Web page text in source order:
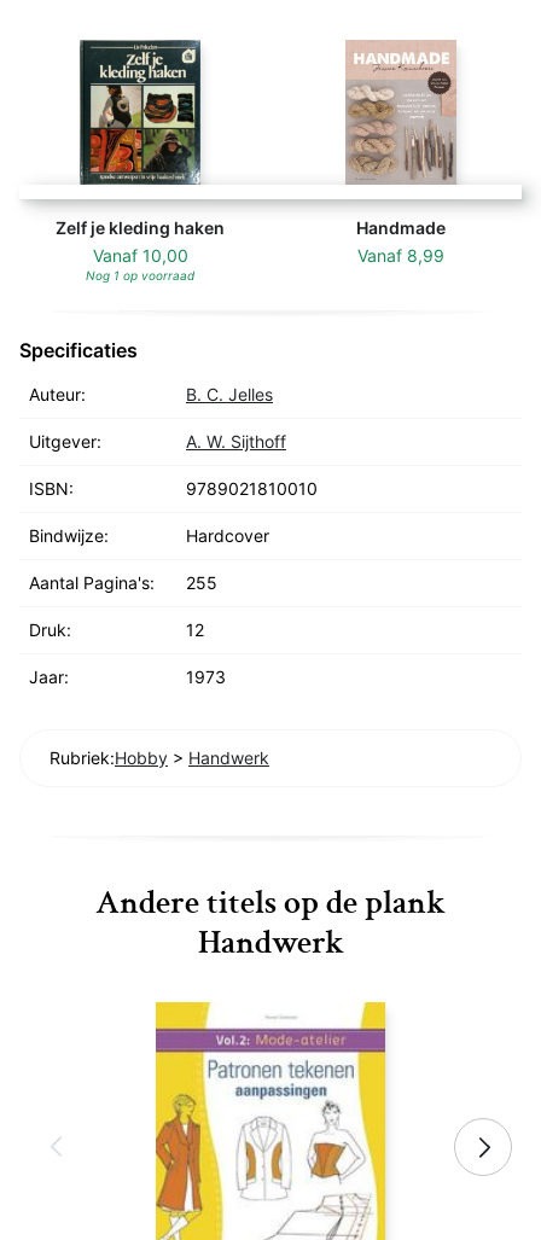
Zelf je kleding haken
Vanaf 10,00
Nog 1 op voorraad
Handmade
Vanaf 8,99
Specificaties
Auteur: B. C. Jelles
Uitgever: A. W. Sijthoff
ISBN: 9789021810010
Bindwijze: Hardcover
Aantal Pagina's: 255
Druk: 12
Jaar: 1973
Rubriek:Hobby > Handwerk
Andere titels op de plank
Handwerk